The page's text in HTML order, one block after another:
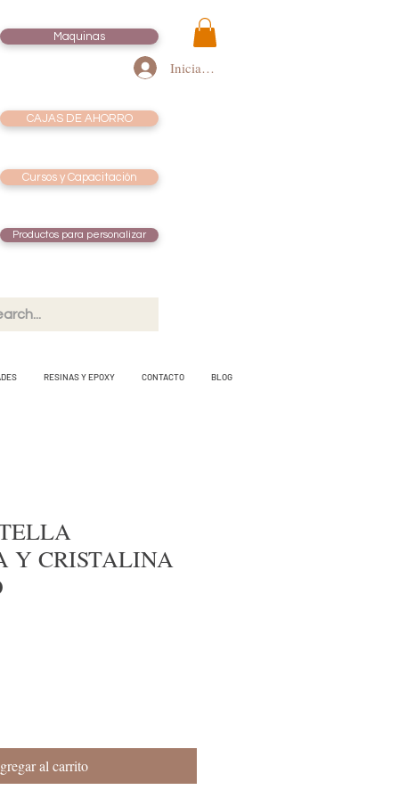
Maquinas
Iniciar sesión
CAJAS DE AHORRO
Cursos y Capacitación
Productos para personalizar
RESINAS Y EPOXY CONTACTO BLOG
Y CRISTALINA
al carrito